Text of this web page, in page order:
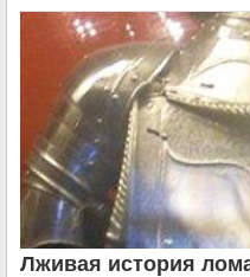
Лживая история